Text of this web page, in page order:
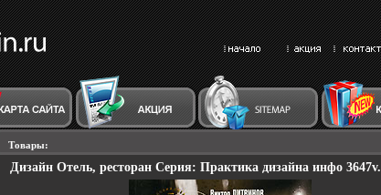
Товары:
Дизайн Отель, ресторан Серия: Практика дизайна инфо 3647v.